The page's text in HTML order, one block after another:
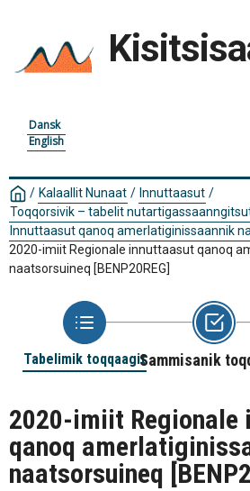
Dansk
English
/ Kalaallit Nunaat / Innuttaasut /
Toqqorsivik – tabelit
Innuttaasut qanoq amerlatiginissaannik
2020-imiit Regionale innuttaasut qanoq
naatsorsuineq [BENP20REG]
Tabelimik toqqaagitSammisanik
2020-imiit Regionale
qanoq
naatsorsuineq